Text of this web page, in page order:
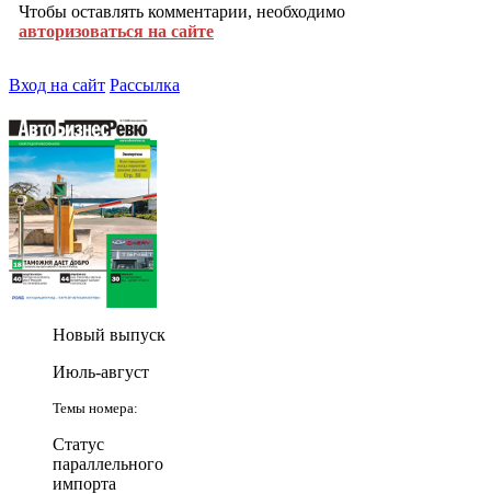
Чтобы оставлять комментарии, необходимо
авторизоваться на сайте
Вход на сайт Рассылка
Новый выпуск
Июль-август
Темы номера:
Статус
параллельного
импорта